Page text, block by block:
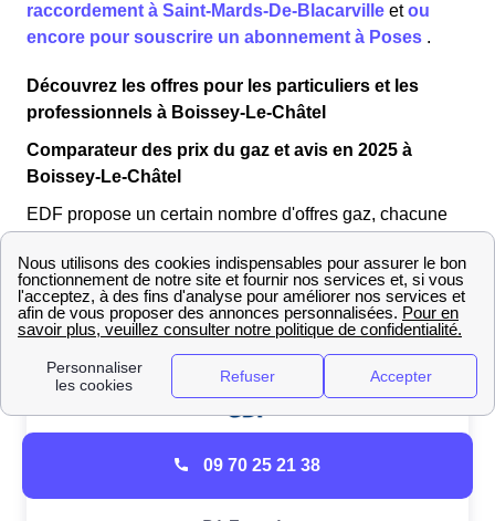
raccordement à Saint-Mards-De-Blacarville etou
encore pour souscrire un abonnement à Poses .
Découvrez les offres pour les particuliers et les
professionnels à Boissey-Le-Châtel
Comparateur des prix du gaz et avis en 2025 à
Boissey-Le-Châtel
EDF propose un certain nombre d'offres gaz, chacune
dans le tableau suivant une sélection de deux offres
réalisée par nos experts.
09 70 25 21 38